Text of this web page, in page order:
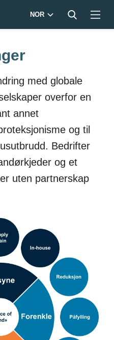
NOR
med globale
overfor en
annet
og til
Bedrifter
og et
uten partnerskap